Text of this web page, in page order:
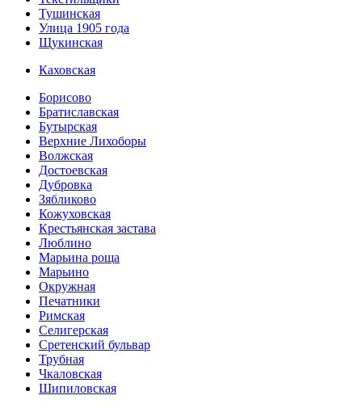
Тушинская
Улица 1905 года
Щукинская
Каховская
Борисово
Братиславская
Бутырская
Верхние Лихоборы
Волжская
Достоевская
Дубровка
Зябликово
Кожуховская
Крестьянская застава
Люблино
Марьина роща
Марьино
Окружная
Печатники
Римская
Селигерская
Сретенский бульвар
Трубная
Чкаловская
Шипиловская